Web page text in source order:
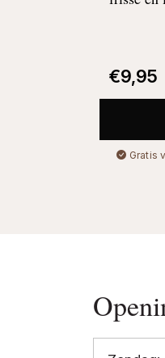
€9,95
Gratis